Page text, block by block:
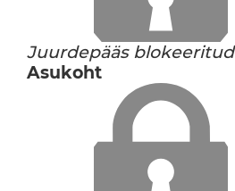
Juurdepääs blokeeritud
Asukoht